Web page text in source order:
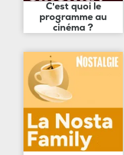
C'est quoi le
programme au
cinéma ?